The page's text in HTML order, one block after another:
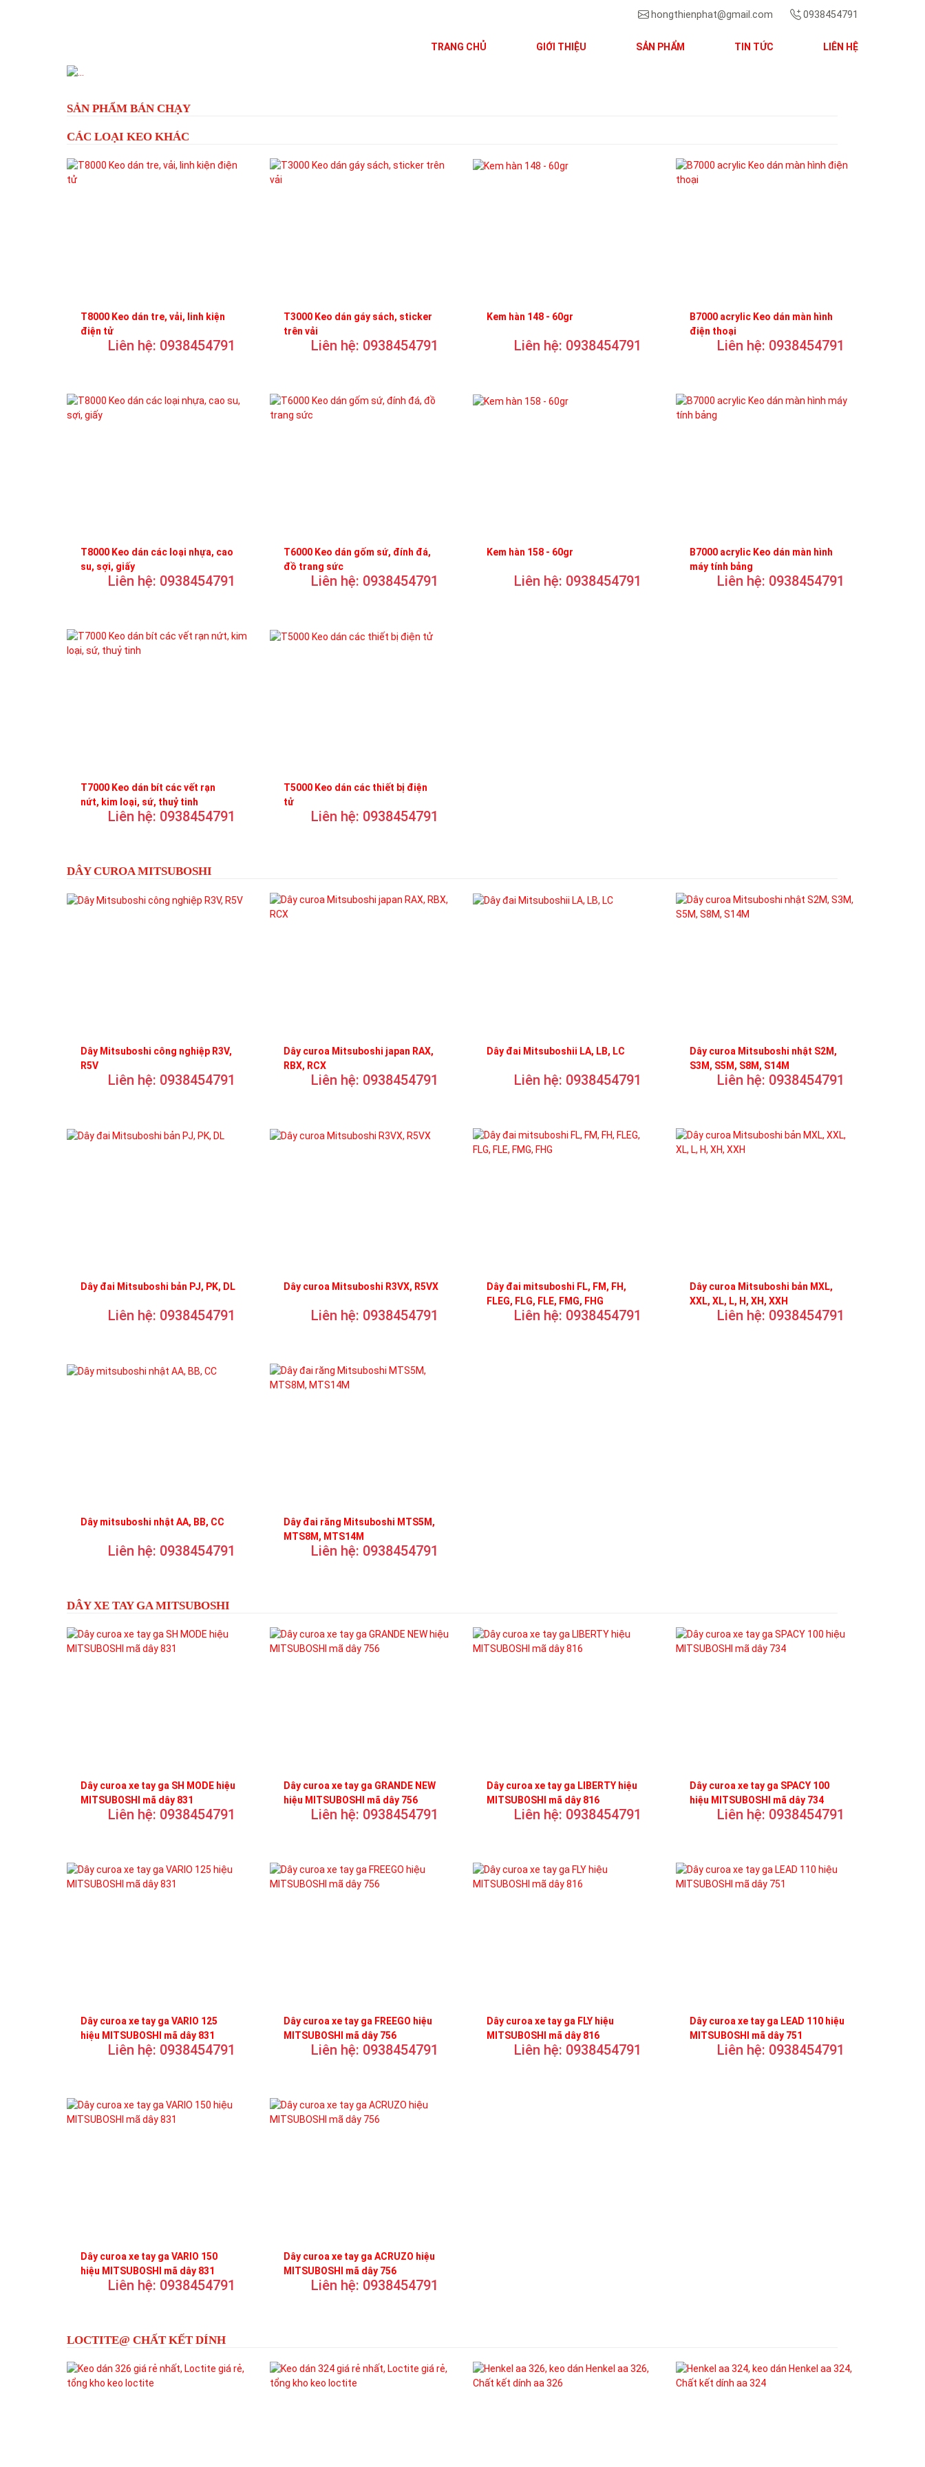
hongthienphat@gmail.com 0938454791
TRANG CHỦ GIỚI THIỆU SẢN PHẨM TIN TỨC LIÊN HỆ
SẢN PHẨM BÁN CHẠY
CÁC LOẠI KEO KHÁC
T8000 Keo dán tre, vải, linh kiện
điện tử
Liên hệ: 0938454791
T3000 Keo dán gáy sách, sticker
trên vải
Liên hệ: 0938454791
Kem hàn 148 - 60gr
Liên hệ: 0938454791
B7000 acrylic Keo dán màn hình
điện thoại
Liên hệ: 0938454791
T8000 Keo dán các loại nhựa, cao
su, sợi, giấy
Liên hệ: 0938454791
T6000 Keo dán gốm sứ, đính đá,
đồ trang sức
Liên hệ: 0938454791
Kem hàn 158 - 60gr
Liên hệ: 0938454791
B7000 acrylic Keo dán màn hình
máy tính bảng
Liên hệ: 0938454791
T7000 Keo dán bít các vết rạn
nứt, kim loại, sứ, thuỷ tinh
Liên hệ: 0938454791
T5000 Keo dán các thiết bị điện
tử
Liên hệ: 0938454791
DÂY CUROA MITSUBOSHI
Dây Mitsuboshi công nghiệp R3V,
R5V
Liên hệ: 0938454791
Dây curoa Mitsuboshi japan RAX,
RBX, RCX
Liên hệ: 0938454791
Dây đai Mitsuboshii LA, LB, LC
Liên hệ: 0938454791
Dây curoa Mitsuboshi nhật S2M,
S3M, S5M, S8M, S14M
Liên hệ: 0938454791
Dây đai Mitsuboshi bản PJ, PK, DL
Liên hệ: 0938454791
Dây curoa Mitsuboshi R3VX, R5VX
Liên hệ: 0938454791
Dây đai mitsuboshi FL, FM, FH,
FLEG, FLG, FLE, FMG, FHG
Liên hệ: 0938454791
Dây curoa Mitsuboshi bản MXL,
XXL, XL, L, H, XH, XXH
Liên hệ: 0938454791
Dây mitsuboshi nhật AA, BB, CC
Liên hệ: 0938454791
Dây đai răng Mitsuboshi MTS5M,
MTS8M, MTS14M
Liên hệ: 0938454791
DÂY XE TAY GA MITSUBOSHI
Dây curoa xe tay ga SH MODE hiệu
MITSUBOSHI mã dây 831
Liên hệ: 0938454791
Dây curoa xe tay ga GRANDE NEW
hiệu MITSUBOSHI mã dây 756
Liên hệ: 0938454791
Dây curoa xe tay ga LIBERTY hiệu
MITSUBOSHI mã dây 816
Liên hệ: 0938454791
Dây curoa xe tay ga SPACY 100
hiệu MITSUBOSHI mã dây 734
Liên hệ: 0938454791
Dây curoa xe tay ga VARIO 125
hiệu MITSUBOSHI mã dây 831
Liên hệ: 0938454791
Dây curoa xe tay ga FREEGO hiệu
MITSUBOSHI mã dây 756
Liên hệ: 0938454791
Dây curoa xe tay ga FLY hiệu
MITSUBOSHI mã dây 816
Liên hệ: 0938454791
Dây curoa xe tay ga LEAD 110 hiệu
MITSUBOSHI mã dây 751
Liên hệ: 0938454791
Dây curoa xe tay ga VARIO 150
hiệu MITSUBOSHI mã dây 831
Liên hệ: 0938454791
Dây curoa xe tay ga ACRUZO hiệu
MITSUBOSHI mã dây 756
Liên hệ: 0938454791
LOCTITE@ CHẤT KẾT DÍNH